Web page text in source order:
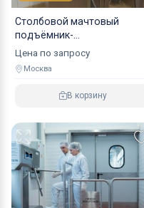
Столбовой мачтовый
подъёмник-
опрокидыватель-
стационарный
Цена по запросу
Москва
В корзину